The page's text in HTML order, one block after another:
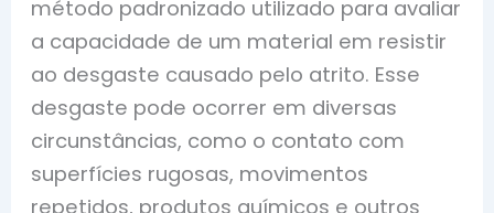
método padronizado utilizado para avaliar
a capacidade de um material em resistir
ao desgaste causado pelo atrito. Esse
desgaste pode ocorrer em diversas
circunstâncias, como o contato com
superfícies rugosas, movimentos
repetidos, produtos químicos e outros